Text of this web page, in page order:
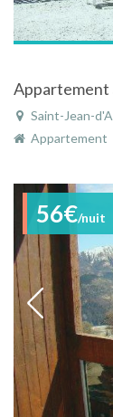
Saint-Jean-
Appartement
56€/nuit